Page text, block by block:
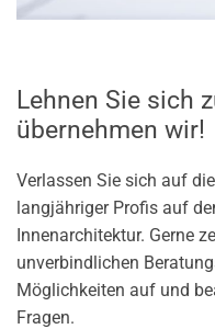
Lehnen Sie sich
übernehmen wir!
Verlassen Sie sich auf
langjähriger Profis auf
Innenarchitektur. Gerne
unverbindlichen
Möglichkeiten auf und
Fragen.